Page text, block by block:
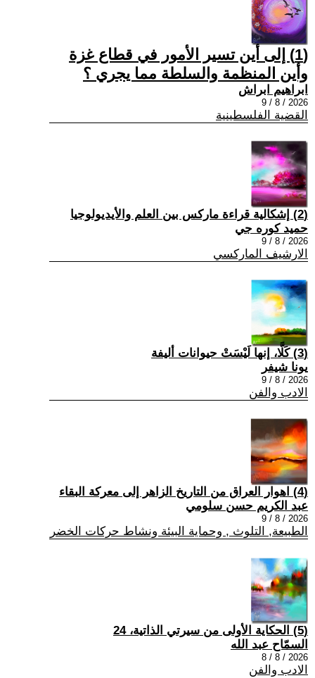
(1) إلى أين تسير الأمور في قطاع غزة
وأين المنظمة والسلطة مما يجري ؟
ابراهيم ابراش
2026 / 8 / 9
القضية الفلسطينية
(2) إشكالية قراءة ماركس بين العلم والأيديولوجيا
حميد كوره جي
2026 / 8 / 9
الارشيف الماركسي
(3) كَلَّا، إنها لَيْسَتْ حيوانات أليفة
يونا شيفر
2026 / 8 / 9
الادب والفن
(4) اهوار العراق من التاريخ الزاهر إلى معركة البقاء
عبد الكريم حسن سلومي
2026 / 8 / 9
الطبيعة, التلوث , وحماية البيئة ونشاط حركات الخضر
(5) الحكاية الأولى من سيرتي الذاتية، 24
السمّاح عبد الله
2026 / 8 / 8
الادب والفن